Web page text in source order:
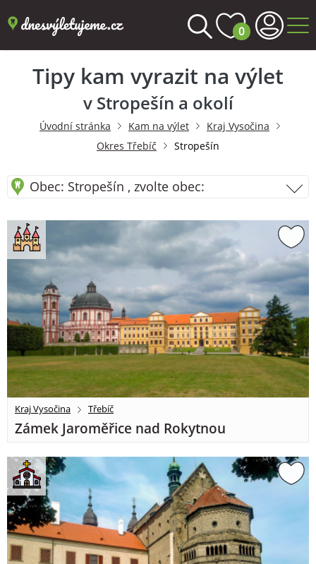
0
Tipy kam vyrazit na výlet
v Stropešín a okolí
Úvodní stránka Kam na výlet
Kraj Vysočina
Okres Třebíč
Stropešín
Obec: Stropešín , zvolte obec:
Kraj Vysočina Třebíč
Zámek Jaroměřice nad Rokytnou